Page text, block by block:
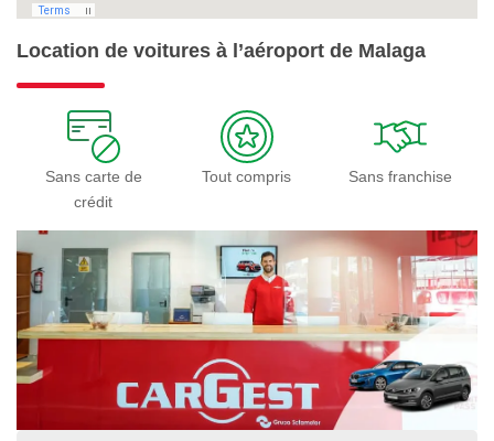
Location de voitures à l’aéroport de Malaga
Sans carte de
crédit
Tout compris Sans franchise